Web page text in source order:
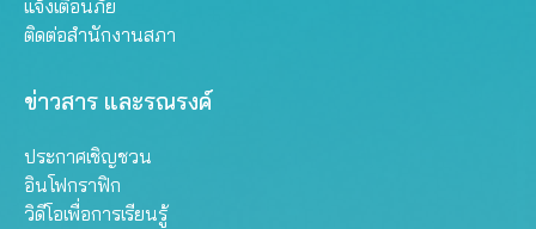
แจ้งเตือนภัย
ติดต่อสำนักงานสภา
ข่าวสาร และรณรงค์
ประกาศเชิญชวน
อินโฟกราฟิก
วิดีโอเพื่อการเรียนรู้